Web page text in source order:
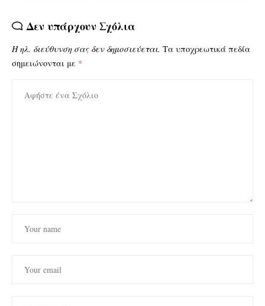
Δεν υπάρχουν Σχόλια
Η ηλ. διεύθυνση σας δεν δημοσιεύεται. Τα υποχρεωτικά πεδία
σημειώνονται με *